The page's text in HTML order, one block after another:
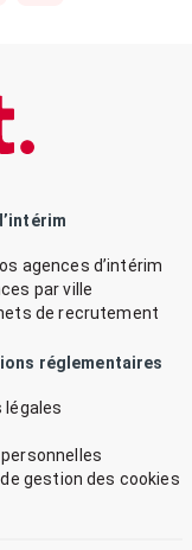
agences d’intérim
par ville
de recrutement
réglementaires
légales
gestion des cookies